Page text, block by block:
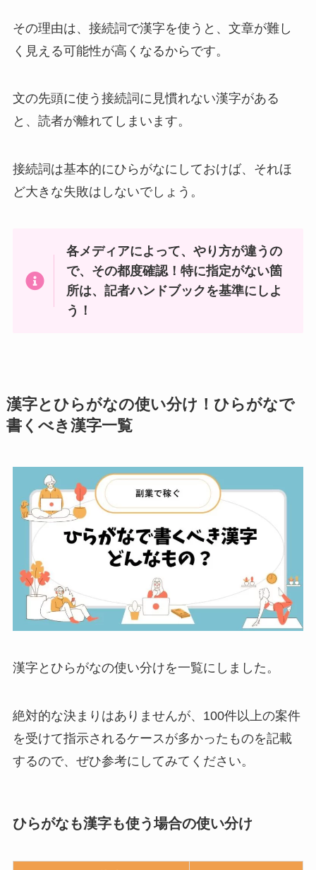
その理由は、接続詞で漢字を使うと、文章が難し
く見える可能性が高くなるからです。
文の先頭に使う接続詞に見慣れない漢字がある
と、読者が離れてしまいます。
接続詞は基本的にひらがなにしておけば、それほ
ど大きな失敗はしないでしょう。
各メディアによって、やり方が違うの
で、その都度確認！特に指定がない箇
所は、記者ハンドブックを基準にしよ
う！
漢字とひらがなの使い分け！ひらがなで
書くべき漢字一覧
漢字とひらがなの使い分けを一覧にしました。
絶対的な決まりはありませんが、100件以上の案件
を受けて指示されるケースが多かったものを記載
するので、ぜひ参考にしてみてください。
ひらがなも漢字も使う場合の使い分け